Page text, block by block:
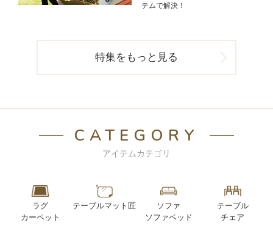
テムで解決！
特集をもっと見る
CATEGORY
アイテムカテゴリ
ラグ
カーペット
テーブルマット匠
ソファ
ソファベッド
テーブル
チェア